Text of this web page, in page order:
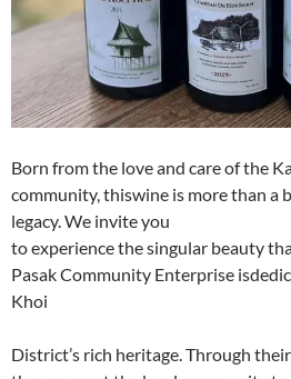
Born from the love and care of the
community, thiswine is more than a
legacy. We invite you
to experience the singular beauty
Pasak Community Enterprise
Khoi
District’s rich heritage. Through